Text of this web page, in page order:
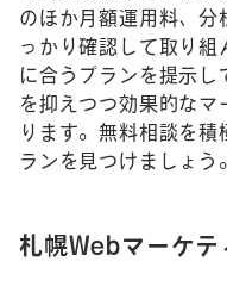
のほか月額運用料、分
っかり確認して取り組
に合うプランを提示し
を抑えつつ効果的なマ
ります。無料相談を
ランを見つけましょう
札幌Webマーケテ